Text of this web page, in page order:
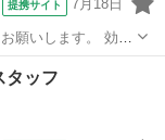
提携サイト 7月18日
願いします。 効率
夫を凝らした業務
ことも。 自分の作
タッフ